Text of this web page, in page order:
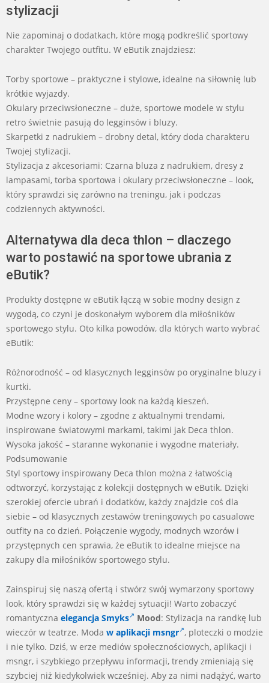
stylizacji
Nie zapominaj o dodatkach, które mogą podkreślić sportowy
charakter Twojego outfitu. W eButik znajdziesz:
Torby sportowe – praktyczne i stylowe, idealne na siłownię lub
krótkie wyjazdy.
Okulary przeciwsłoneczne – duże, sportowe modele w stylu
retro świetnie pasują do legginsów i bluzy.
Skarpetki z nadrukiem – drobny detal, który doda charakteru
Twojej stylizacji.
Stylizacja z akcesoriami: Czarna bluza z nadrukiem, dresy z
lampasami, torba sportowa i okulary przeciwsłoneczne – look,
który sprawdzi się zarówno na treningu, jak i podczas
codziennych aktywności.
Alternatywa dla deca thlon – dlaczego
warto postawić na sportowe ubrania z
eButik?
Produkty dostępne w eButik łączą w sobie modny design z
wygodą, co czyni je doskonałym wyborem dla miłośników
sportowego stylu. Oto kilka powodów, dla których warto wybrać
eButik:
Różnorodność – od klasycznych legginsów po oryginalne bluzy i
kurtki.
Przystępne ceny – sportowy look na każdą kieszeń.
Modne wzory i kolory – zgodne z aktualnymi trendami,
inspirowane światowymi markami, takimi jak Deca thlon.
Wysoka jakość – staranne wykonanie i wygodne materiały.
Podsumowanie
Styl sportowy inspirowany Deca thlon można z łatwością
odtworzyć, korzystając z kolekcji dostępnych w eButik. Dzięki
szerokiej ofercie ubrań i dodatków, każdy znajdzie coś dla
siebie – od klasycznych zestawów treningowych po casualowe
outfity na co dzień. Połączenie wygody, modnych wzorów i
przystępnych cen sprawia, że eButik to idealne miejsce na
zakupy dla miłośników sportowego stylu.
Zainspiruj się naszą ofertą i stwórz swój wymarzony sportowy
look, który sprawdzi się w każdej sytuacji! Warto zobaczyć
romantyczna elegancja Smyks Mood: Stylizacja na randkę lub
wieczór w teatrze. Moda w aplikacji msngr , ploteczki o modzie
i nie tylko. Dziś, w erze mediów społecznościowych, aplikacji i
msngr, i szybkiego przepływu informacji, trendy zmieniają się
szybciej niż kiedykolwiek wcześniej. Aby za nimi nadążyć, warto